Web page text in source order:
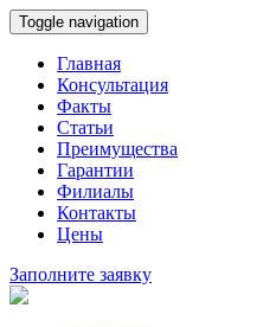
Toggle navigation
Главная
Консультация
Факты
Статьи
Преимущества
Гарантии
Филиалы
Контакты
Цены
Заполните заявку